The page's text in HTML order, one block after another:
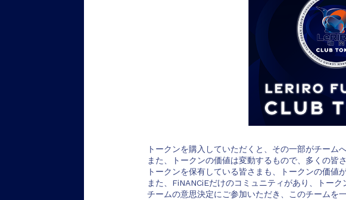
トークンを購入していただくと、その一部がチーム
また、トークンの価値は変動するもので、多くの皆
トークンを保有している皆さまも、トークンの価値
また、FiNANCiEだけのコミュニティがあり、トー
チームの意思決定にご参加いただき、このチームを